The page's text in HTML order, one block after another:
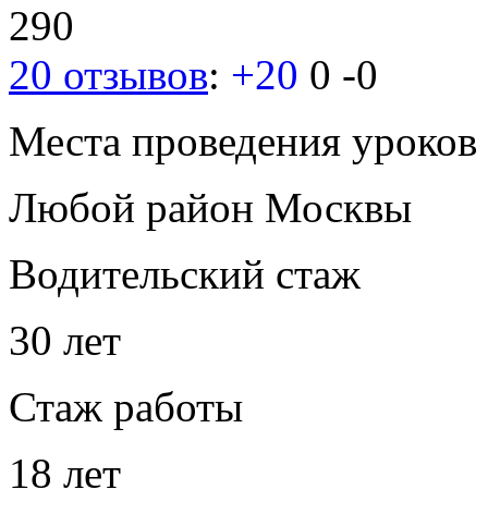
290
20 отзывов: +20 0 -0
Места проведения уроков
Любой район Москвы
Водительский стаж
30 лет
Стаж работы
18 лет